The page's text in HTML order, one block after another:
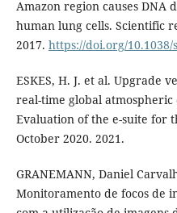
Amazon region causes DNA
human lung cells. Scientific
2017. https://doi.org/10.1038/
ESKES, H. J. et al. Upgrade
real-time global atmospheric
Evaluation of the e-suite for
October 2020. 2021.
GRANEMANN, Daniel
Monitoramento de focos de